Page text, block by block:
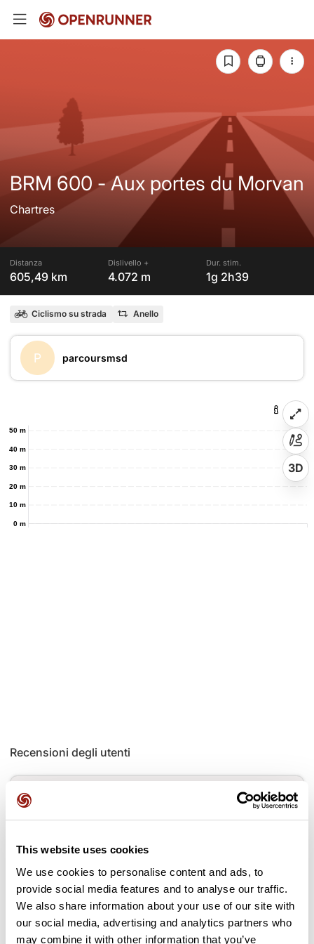
This website uses cookies
We use cookies to personalise content and ads, to
provide social media features and to analyse our traffic.
We also share information about your use of our site with
our social media, advertising and analytics partners who
may combine it with other information that you’ve
BRM 600 - Aux portes du Morvan
Chartres
Distanza
605,49 km
Dislivello +
4.072 m
Dur. stim.
1g 2h39
Ciclismo su strada Anello
P parcoursmsd
0 m
10 m
20 m
30 m
40 m
50 m
3D
Recensioni degli utenti
Questo percorso non contiene ancora alcuna recensione.
L'hai già effettuato? Sii il primo a inviare una recensione!
Aggiungi una recensione